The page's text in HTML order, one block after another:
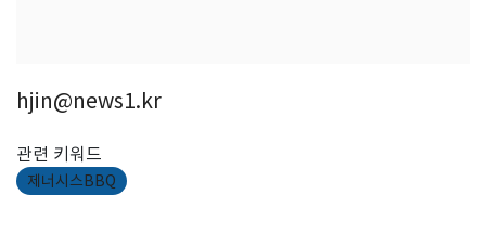
hjin@news1.kr
관련 키워드
제너시스BBQ